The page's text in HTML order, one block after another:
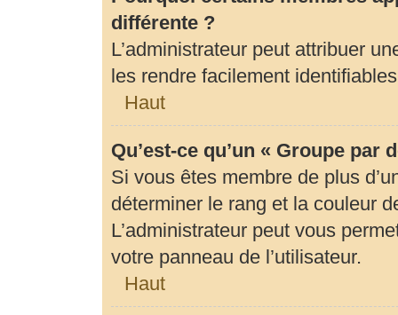
différente ?
L’administrateur peut attribuer
les rendre facilement
Haut
Qu’est-ce qu’un « Groupe par
Si vous êtes membre de plus
déterminer le rang et la couleur
L’administrateur peut vous
votre panneau de l’utilisateur.
Haut